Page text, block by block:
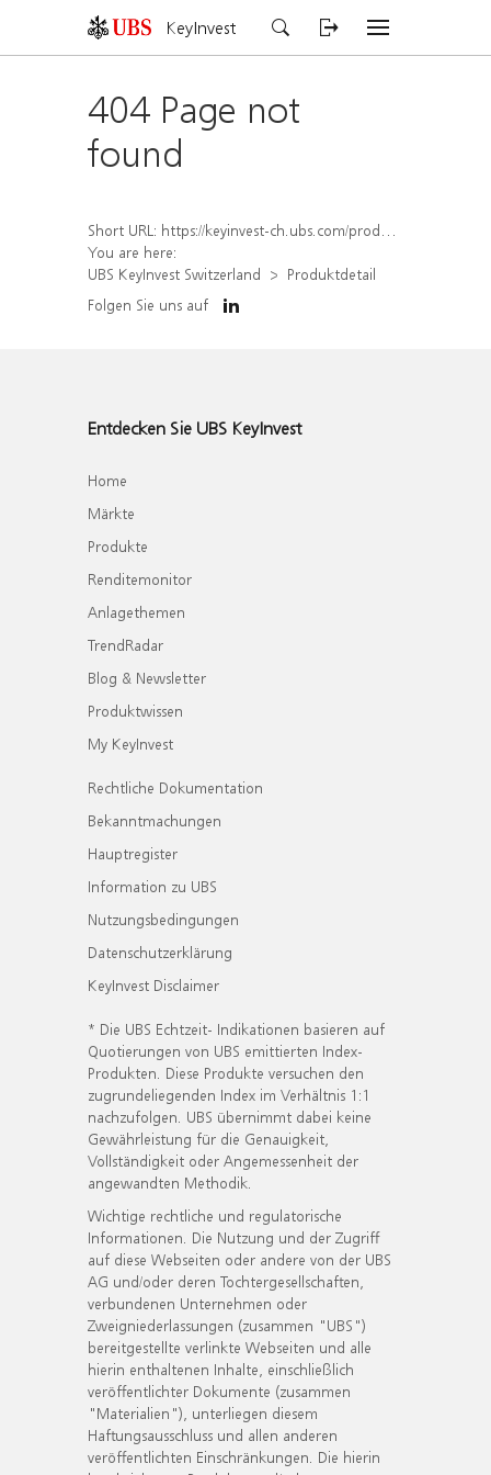
KeyInvest
404 Page not
found
Short URL: https://keyinvest-ch.ubs.com/produkt/detail/index/isin/CH1570352745
You are here:
UBS KeyInvest Switzerland
Produktdetail
Folgen Sie uns auf
Entdecken Sie UBS KeyInvest
Home
Märkte
Produkte
Renditemonitor
Anlagethemen
TrendRadar
Blog & Newsletter
Produktwissen
My KeyInvest
Rechtliche Dokumentation
Bekanntmachungen
Hauptregister
Information zu UBS
Nutzungsbedingungen
Datenschutzerklärung
KeyInvest Disclaimer
* Die UBS Echtzeit- Indikationen basieren auf
Quotierungen von UBS emittierten Index-
Produkten. Diese Produkte versuchen den
zugrundeliegenden Index im Verhältnis 1:1
nachzufolgen. UBS übernimmt dabei keine
Gewährleistung für die Genauigkeit,
Vollständigkeit oder Angemessenheit der
angewandten Methodik.
Wichtige rechtliche und regulatorische
Informationen. Die Nutzung und der Zugriff
auf diese Webseiten oder andere von der UBS
AG und/oder deren Tochtergesellschaften,
verbundenen Unternehmen oder
Zweigniederlassungen (zusammen "UBS")
bereitgestellte verlinkte Webseiten und alle
hierin enthaltenen Inhalte, einschließlich
veröffentlichter Dokumente (zusammen
"Materialien"), unterliegen diesem
Haftungsausschluss und allen anderen
veröffentlichten Einschränkungen. Die hierin